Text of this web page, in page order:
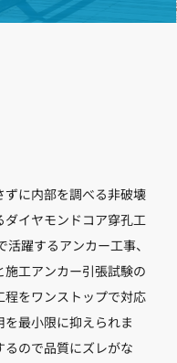
ずに内部を調べる非破壊
イヤモンドコア穿孔工
躍するアンカー工事、
工アンカー引張試験の
をワンストップで対応
最小限に抑えられま
ので品質にズレがな